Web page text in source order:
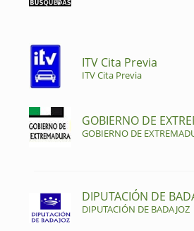
ITV Cita Previa
ITV Cita Previa
GOBIERNO DE
GOBIERNO DE
DIPUTACIÓN DE
DIPUTACIÓN DE BADAJOZ